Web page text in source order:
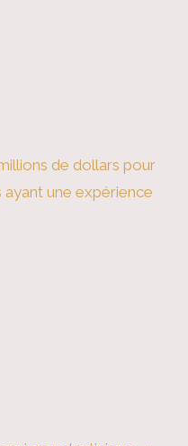
de dollars pour
une expérience